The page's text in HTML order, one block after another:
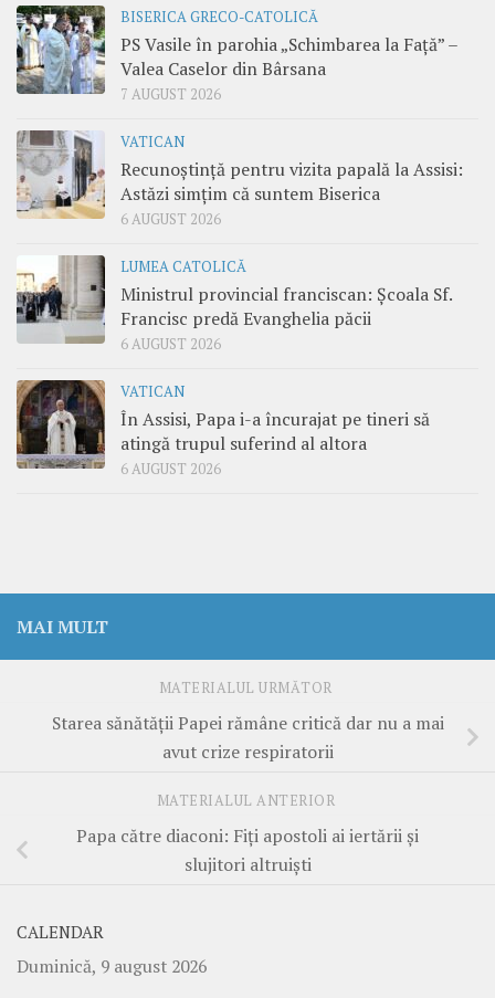
BISERICA GRECO-CATOLICĂ
PS Vasile în parohia „Schimbarea la Față” –
Valea Caselor din Bârsana
7 AUGUST 2026
VATICAN
Recunoștință pentru vizita papală la Assisi:
Astăzi simțim că suntem Biserica
6 AUGUST 2026
LUMEA CATOLICĂ
Ministrul provincial franciscan: Școala Sf.
Francisc predă Evanghelia păcii
6 AUGUST 2026
VATICAN
În Assisi, Papa i-a încurajat pe tineri să
atingă trupul suferind al altora
6 AUGUST 2026
MAI MULT
MATERIALUL URMĂTOR
Starea sănătății Papei rămâne critică dar nu a mai
avut crize respiratorii
MATERIALUL ANTERIOR
Papa către diaconi: Fiți apostoli ai iertării și
slujitori altruiști
CALENDAR
Duminică, 9 august 2026